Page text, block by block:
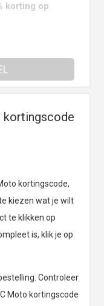
korting op
kortingscode
kortingscode,
kiezen wat je wilt
te klikken op
is, klik je op
Controleer
Moto kortingscode